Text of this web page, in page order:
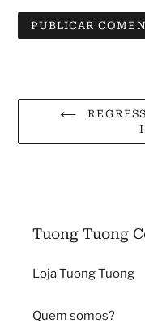
Tuong Tuong
Loja Tuong Tuong
Quem somos?